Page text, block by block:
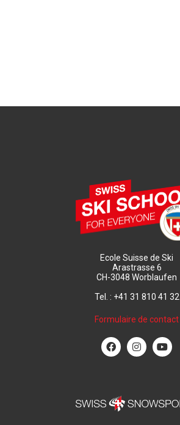
Ecole Suisse de Ski
Arastrasse 6
CH-3048 Worblaufen
Tel. : +41 31 810 41 32
Formulaire de contact